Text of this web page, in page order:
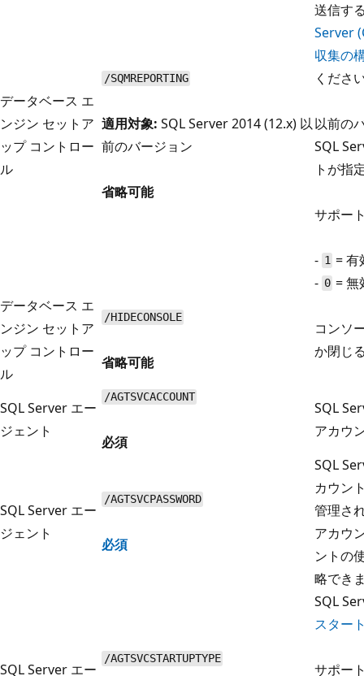
データベース エ
ンジン セットア
ップ コントロー
ル
/SQMREPORTING
適用対象: SQL Server 2014 (12.x) 以
前のバージョン
省略可能
送信す
Server
収集の
くださ
以前の
SQL
トが指
サポー
- 1 = 有
- 0 = 無
データベース エ
ンジン セットア
ップ コントロー
ル
/HIDECONSOLE
省略可能
コンソ
か閉じ
SQL Server エー
ジェント
/AGTSVCACCOUNT
必須
SQL
アカウ
SQL Server エー
ジェント
/AGTSVCPASSWORD
必須
SQL
カウン
管理さ
アカウ
ントの
略でき
SQL Server エー
/AGTSVCSTARTUPTYPE
SQL
スター
サポー